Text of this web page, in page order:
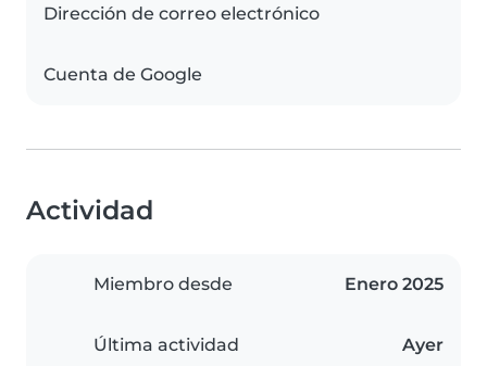
Dirección de correo electrónico
Cuenta de Google
Actividad
Miembro desde Enero 2025
Última actividad Ayer